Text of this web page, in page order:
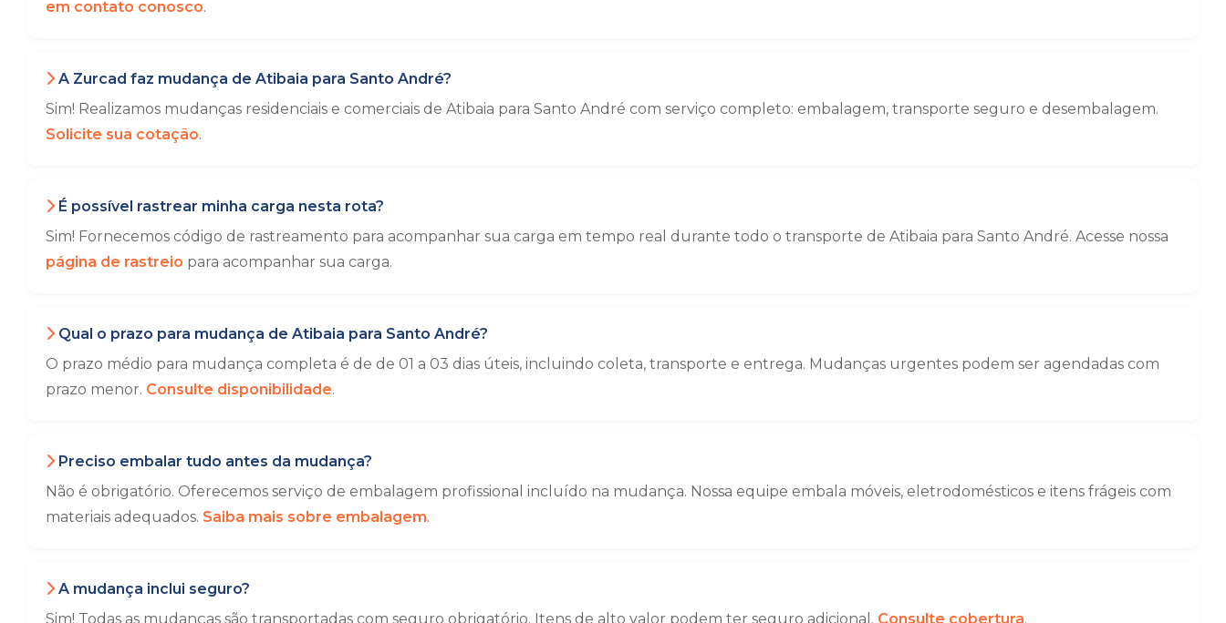
em contato conosco.
A Zurcad faz mudança de Atibaia para Santo André?
Sim! Realizamos mudanças residenciais e comerciais de Atibaia para Santo André com serviço completo: embalagem, transporte seguro e desembalagem.
Solicite sua cotação.
É possível rastrear minha carga nesta rota?
Sim! Fornecemos código de rastreamento para acompanhar sua carga em tempo real durante todo o transporte de Atibaia para Santo André. Acesse nossa
página de rastreio para acompanhar sua carga.
Qual o prazo para mudança de Atibaia para Santo André?
O prazo médio para mudança completa é de de 01 a 03 dias úteis, incluindo coleta, transporte e entrega. Mudanças urgentes podem ser agendadas com
prazo menor. Consulte disponibilidade.
Preciso embalar tudo antes da mudança?
Não é obrigatório. Oferecemos serviço de embalagem profissional incluído na mudança. Nossa equipe embala móveis, eletrodomésticos e itens frágeis com
materiais adequados. Saiba mais sobre embalagem.
A mudança inclui seguro?
Sim! Todas as mudanças são transportadas com seguro obrigatório. Itens de alto valor podem ter seguro adicional. Consulte cobertura.